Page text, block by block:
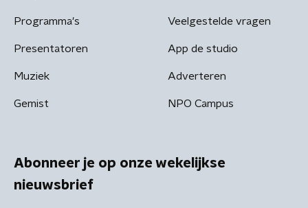
Programma's
Presentatoren
Muziek
Gemist
Veelgestelde vragen
App de studio
Adverteren
NPO Campus
Abonneer je op onze wekelijkse
nieuwsbrief